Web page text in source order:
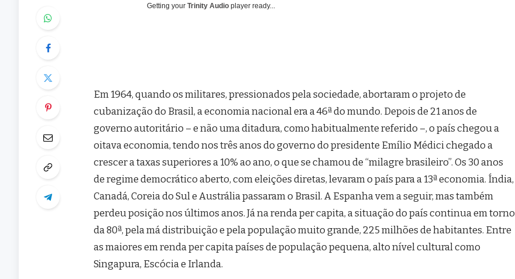
Getting yourTrinity Audio player ready...
Em 1964, quando os militares, pressionados pela sociedade, abortaram o projeto de
cubanização do Brasil, a economia nacional era a 46ª do mundo. Depois de 21 anos de
governo autoritário – e não uma ditadura, como habitualmente referido –, o país chegou a
oitava economia, tendo nos três anos do governo do presidente Emílio Médici chegado a
crescer a taxas superiores a 10% ao ano, o que se chamou de “milagre brasileiro”. Os 30 anos
de regime democrático aberto, com eleições diretas, levaram o país para a 13ª economia. Índia,
Canadá, Coreia do Sul e Austrália passaram o Brasil. A Espanha vem a seguir, mas também
perdeu posição nos últimos anos. Já na renda per capita, a situação do país continua em torno
da 80ª, pela má distribuição e pela população muito grande, 225 milhões de habitantes. Entre
as maiores em renda per capita países de população pequena, alto nível cultural como
Singapura, Escócia e Irlanda.